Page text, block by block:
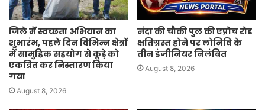
जिले में स्वच्छता अभियान का
शुभारंभ, पहले दिन विभिन्न क्षेत्रों
में सामुहिक सहयोग से कूड़े को
एकत्रित कर निस्तारण किया
गया
August 8, 2026
नंदा की चौकी पुल की एप्रोच रोड
क्षतिग्रस्त होने पर लोनिवि के
तीन इंजीनियर निलंबित
August 8, 2026